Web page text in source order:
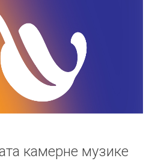
камерне музике